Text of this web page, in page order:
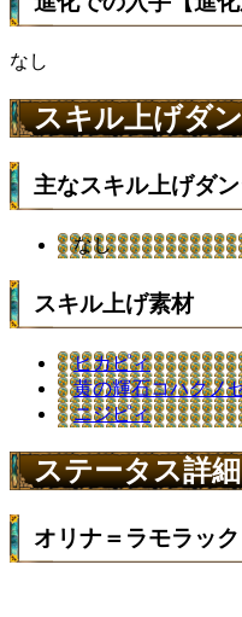
なし
スキル上げダ
主なスキル上げダ
なし
スキル上げ素材
ヒカピィ
黄の輝石コハクノ
ニジピィ
ステータス詳細
オリナ＝ラモラック